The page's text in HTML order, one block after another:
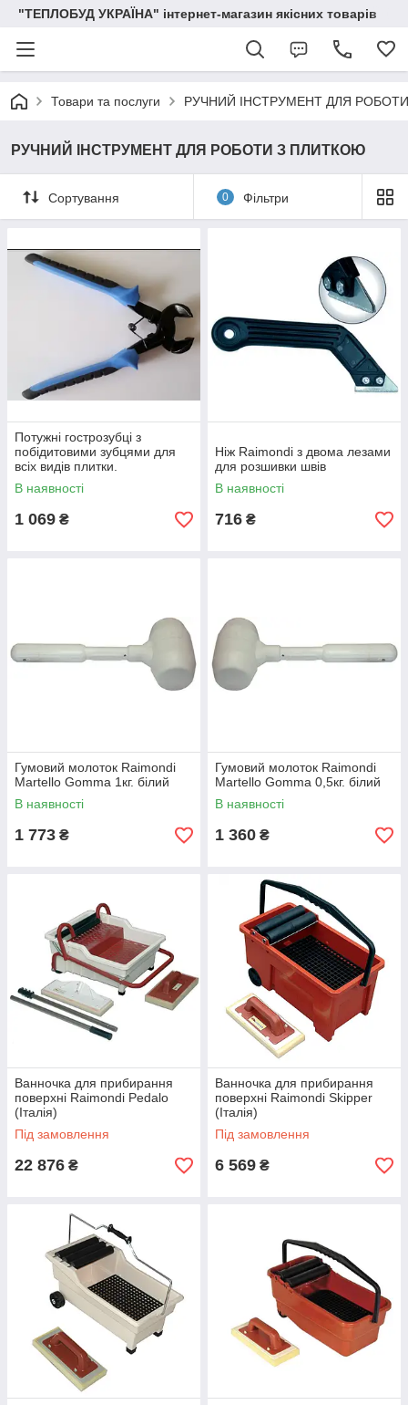
"ТЕПЛОБУД УКРАЇНА" інтернет-магазин якісних товарів
Товари та послуги РУЧНИЙ ІНСТРУМЕНТ ДЛЯ
РУЧНИЙ ІНСТРУМЕНТ ДЛЯ РОБОТИ З ПЛИТКОЮ
Сортування 0 Фільтри
Потужні гострозубці з
побідитовими зубцями для
всіх видів плитки.
В наявності
1 069 ₴
Ніж Raimondi з двома лезами
для розшивки швів
В наявності
716 ₴
Гумовий молоток Raimondi
Martello Gomma 1кг. білий
В наявності
1 773 ₴
Гумовий молоток Raimondi
Martello Gomma 0,5кг. білий
В наявності
1 360 ₴
Ванночка для прибирання
поверхні Raimondi Pedalo
(Італія)
Під замовлення
22 876 ₴
Ванночка для прибирання
поверхні Raimondi Skipper
(Італія)
Під замовлення
6 569 ₴